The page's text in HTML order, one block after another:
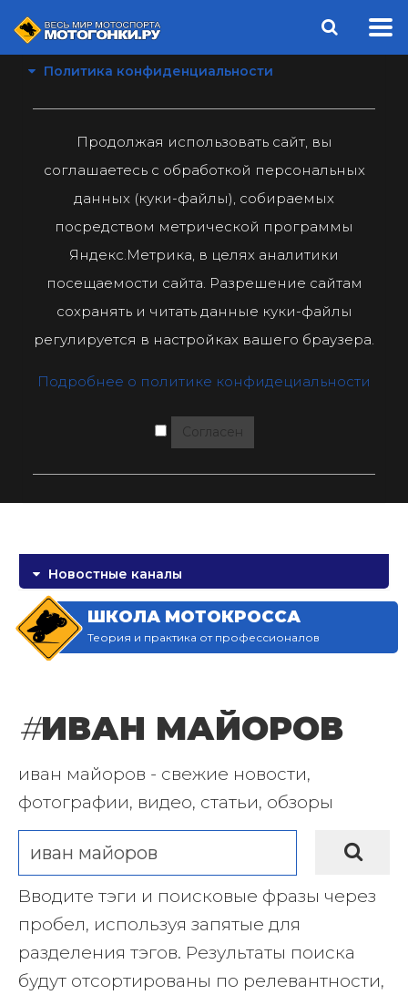
Политика конфиденциальности
Продолжая использовать сайт, вы
соглашаетесь с обработкой персональных
данных (куки-файлы), собираемых
посредством метрической программы
Яндекс.Метрика, в целях аналитики
посещаемости сайта. Разрешение сайтам
сохранять и читать данные куки-файлы
регулируется в настройках вашего браузера.
Подробнее о политике конфидециальности
Согласен
Новостные каналы
ШКОЛА МОТОКРОССА
Теория и практика от профессионалов
#ИВАН МАЙОРОВ
иван майоров - свежие новости,
фотографии, видео, статьи, обзоры
Вводите тэги и поисковые фразы через
пробел, используя запятые для
разделения тэгов. Результаты поиска
будут отсортированы по релевантности,